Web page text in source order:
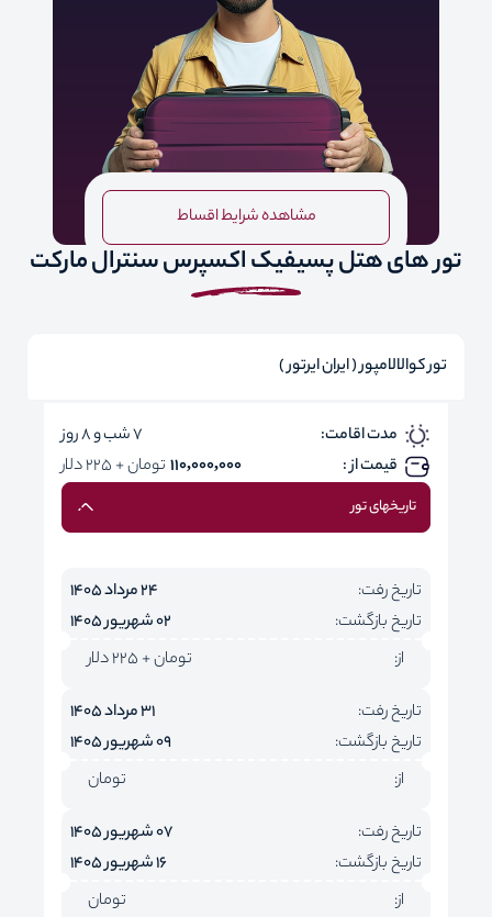
مشاهده شرایط اقساط
تور های هتل پسیفیک اکسپرس سنترال مارکت
تور کوالالامپور ( ایران ایرتور )
مدت اقامت:
7 شب و 8 روز
قیمت از :
110,000,000 تومان + 225 دلار
تاریخهای تور
تاریخ رفت:
24 مرداد 1405
تاریخ بازگشت:
02 شهریور 1405
از:
تومان + 225 دلار
تاریخ رفت:
31 مرداد 1405
تاریخ بازگشت:
09 شهریور 1405
از:
تومان
تاریخ رفت:
07 شهریور 1405
تاریخ بازگشت:
16 شهریور 1405
از:
تومان